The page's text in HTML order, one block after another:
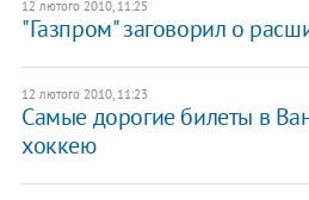
12 лютого 2010, 11:25
"Газпром" заговорил о
12 лютого 2010, 11:23
Самые дорогие билеты в
хоккею